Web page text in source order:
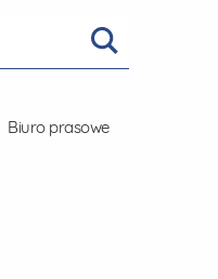
Biuro prasowe